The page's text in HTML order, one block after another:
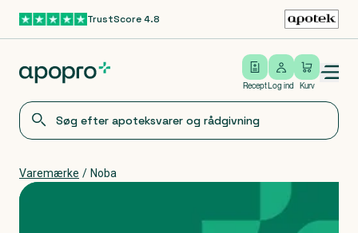
Gå til hovedindholdTrustScore 4.8
Recept
Log ind
Log ind Kurv
Open/close menu
Varemærke / Noba